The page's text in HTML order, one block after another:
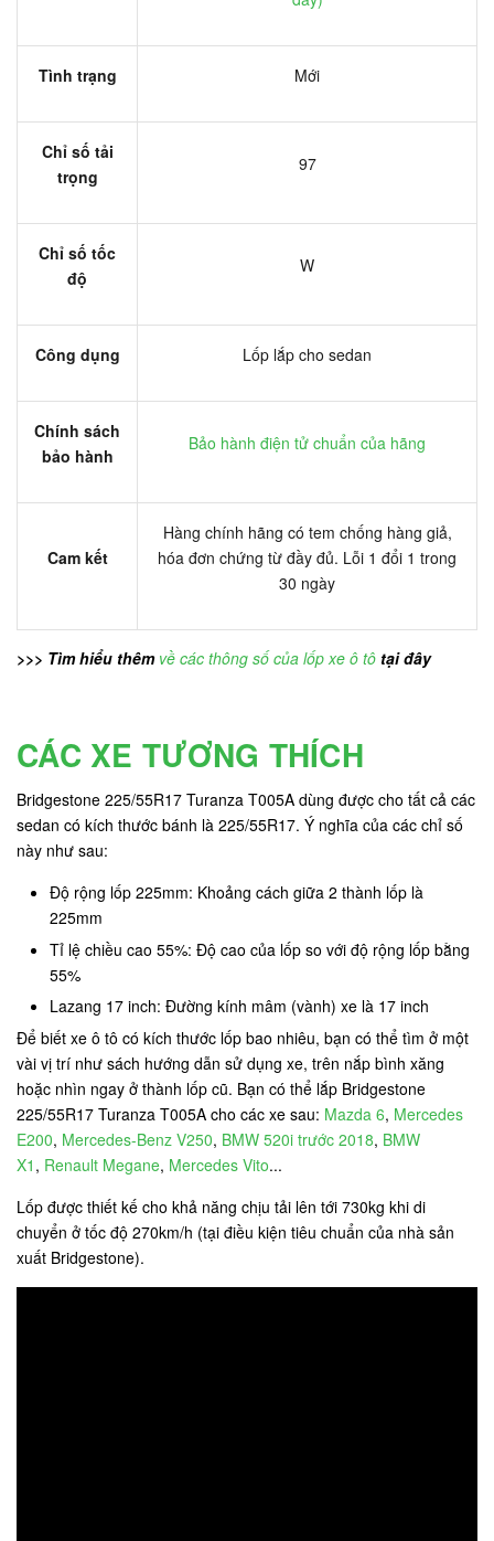
Tình trạng Mới
Chỉ số tải
trọng
97
Chỉ số tốc
độ
W
Công dụng Lốp lắp cho sedan
Chính sách
bảo hành
Bảo hành điện tử chuẩn của hãng
Cam kết
Hàng chính hãng có tem chống hàng giả,
hóa đơn chứng từ đầy đủ. Lỗi 1 đổi 1 trong
30 ngày
>>> Tìm hiểu thêm về các thông số của lốp xe ô tô tại đây
CÁC XE TƯƠNG THÍCH
Bridgestone 225/55R17 Turanza T005A dùng được cho tất cả các
sedan có kích thước bánh là 225/55R17. Ý nghĩa của các chỉ số
này như sau:
Độ rộng lốp 225mm: Khoảng cách giữa 2 thành lốp là
225mm
Tỉ lệ chiều cao 55%: Độ cao của lốp so với độ rộng lốp bằng
55%
Lazang 17 inch: Đường kính mâm (vành) xe là 17 inch
Để biết xe ô tô có kích thước lốp bao nhiêu, bạn có thể tìm ở một
vài vị trí như sách hướng dẫn sử dụng xe, trên nắp bình xăng
hoặc nhìn ngay ở thành lốp cũ. Bạn có thể lắp Bridgestone
225/55R17 Turanza T005A cho các xe sau: Mazda 6, Mercedes
E200, Mercedes-Benz V250, BMW 520i trước 2018, BMW
X1 , Renault Megane, Mercedes Vito...
Lốp được thiết kế cho khả năng chịu tải lên tới 730kg khi di
chuyển ở tốc độ 270km/h (tại điều kiện tiêu chuẩn của nhà sản
xuất Bridgestone).